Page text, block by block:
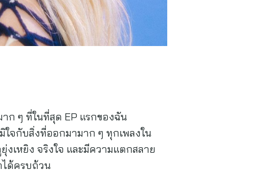
ก ๆ ที่ในที่สุด EP แรกของฉัน
จกับสิ่งที่ออกมามาก ๆ ทุกเพลงใน
เหยิง จริงใจ และมีความแตกสลาย
ได้ครบถ้วน